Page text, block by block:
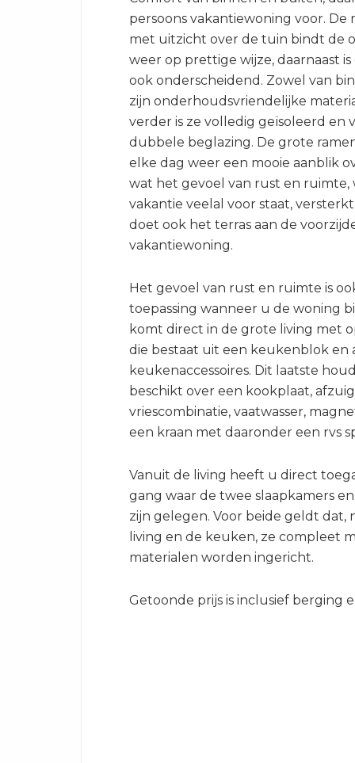
persoons vakantiewoning voor. De
met uitzicht over de tuin bindt de
weer op prettige wijze, daarnaast
ook onderscheidend. Zowel van
zijn onderhoudsvriendelijke
verder is ze volledig geïsoleerd en
dubbele beglazing. De grote
elke dag weer een mooie aanblik
wat het gevoel van rust en ruimte,
vakantie veelal voor staat,
doet ook het terras aan de
vakantiewoning.
Het gevoel van rust en ruimte is
toepassing wanneer u de woning
komt direct in de grote living met
die bestaat uit een keukenblok en
keukenaccessoires. Dit laatste
beschikt over een kookplaat,
vriescombinatie, vaatwasser,
een kraan met daaronder een rvs
Vanuit de living heeft u direct
gang waar de twee slaapkamers
zijn gelegen. Voor beide geldt dat,
living en de keuken, ze compleet
materialen worden ingericht.
Getoonde prijs is inclusief berging